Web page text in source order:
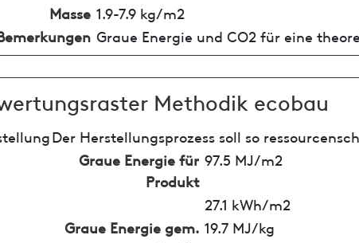
Masse 1.9-7.9 kg/m2
Graue Energie und CO2 für eine
Methodik ecobau
Der Herstellungsprozess soll so
Graue Energie für
Produkt
97.5 MJ/m2
27.1 kWh/m2
Graue Energie gem. 19.7 MJ/kg